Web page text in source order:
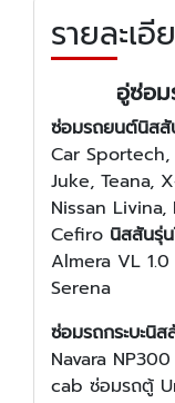
รายละเ
อู่ซ่อ
ซ่อมรถยนต์นิสสั
Car Sportech,
Juke, Teana,
Nissan
Cefiro นิสสันรุ่
Almera VL
Serena
ซ่อมรถกระบะนิ
Navara
cab ซ่อมรถตู้